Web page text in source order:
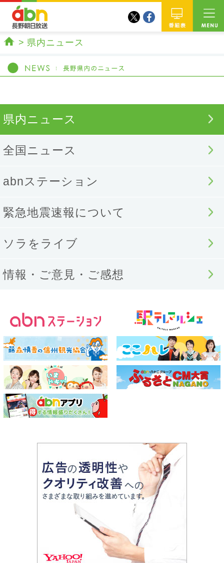
twitterfacebook
県内ニュース
県内ニュース
全国ニュース
abnステーション
緊急地震速報について
ソラをライブ
情報・ご意見・ご感想